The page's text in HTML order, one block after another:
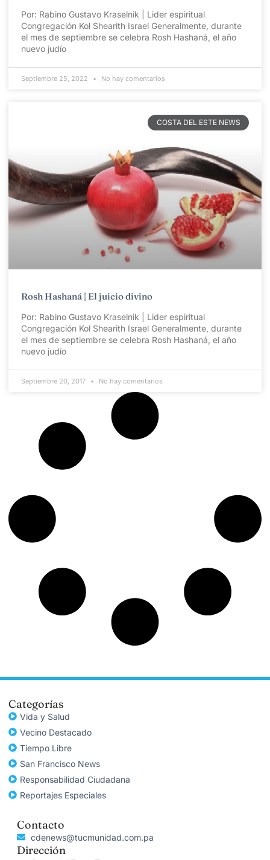
Por: Rabino Gustavo Kraselnik | Lider espiritual
Congregación Kol Shearith Israel Generalmente, durante
el mes de septiembre se celebra Rosh Hashaná, el año
nuevo judío
Septiembre 25, 2022 No hay comentarios
COSTA DEL ESTE NEWS
Rosh Hashaná | El juicio divino
Por: Rabino Gustavo Kraselnik | Lider espiritual
Congregación Kol Shearith Israel Generalmente, durante
el mes de septiembre se celebra Rosh Hashaná, el año
nuevo judío
Septiembre 20, 2017 No hay comentarios
Categorías
Vida y Salud
Vecino Destacado
Tiempo Libre
San Francisco News
Responsabilidad Ciudadana
Reportajes Especiales
Contacto
cdenews@tucmunidad.com.pa
Dirección